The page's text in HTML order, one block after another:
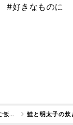
#好きなものに
炊き込みご飯・混ぜご飯 鮭と明太子の炊